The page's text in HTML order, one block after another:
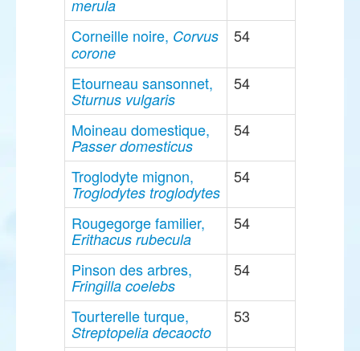
merula
Corneille noire, Corvus
corone
54
Etourneau sansonnet,
Sturnus vulgaris
54
Moineau domestique,
Passer domesticus
54
Troglodyte mignon,
Troglodytes troglodytes
54
Rougegorge familier,
Erithacus rubecula
54
Pinson des arbres,
Fringilla coelebs
54
Tourterelle turque,
Streptopelia decaocto
53